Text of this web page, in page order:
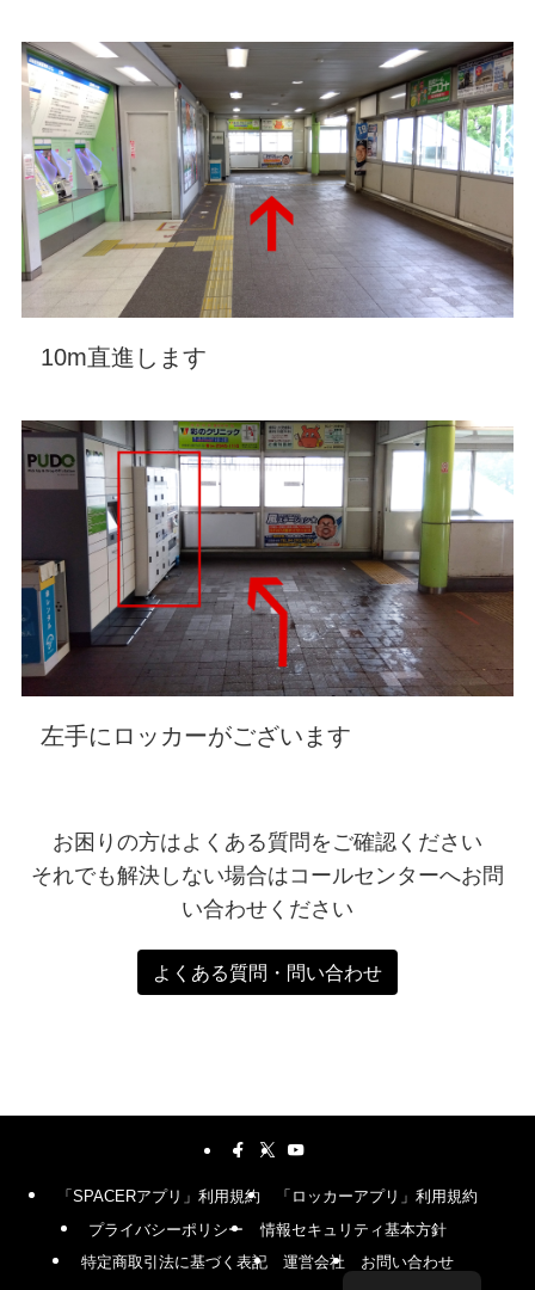
10m直進します
左手にロッカーがございます
お困りの方はよくある質問をご確認ください
それでも解決しない場合はコールセンターへお問
い合わせください
よくある質問・問い合わせ
「SPACERアプリ」利用規約
「ロッカーアプリ」利用規約
プライバシーポリシー
情報セキュリティ基本方針
特定商取引法に基づく表記
運営会社 お問い合わせ